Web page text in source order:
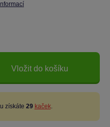
Vložit do košíku
získáte 29 kaček.